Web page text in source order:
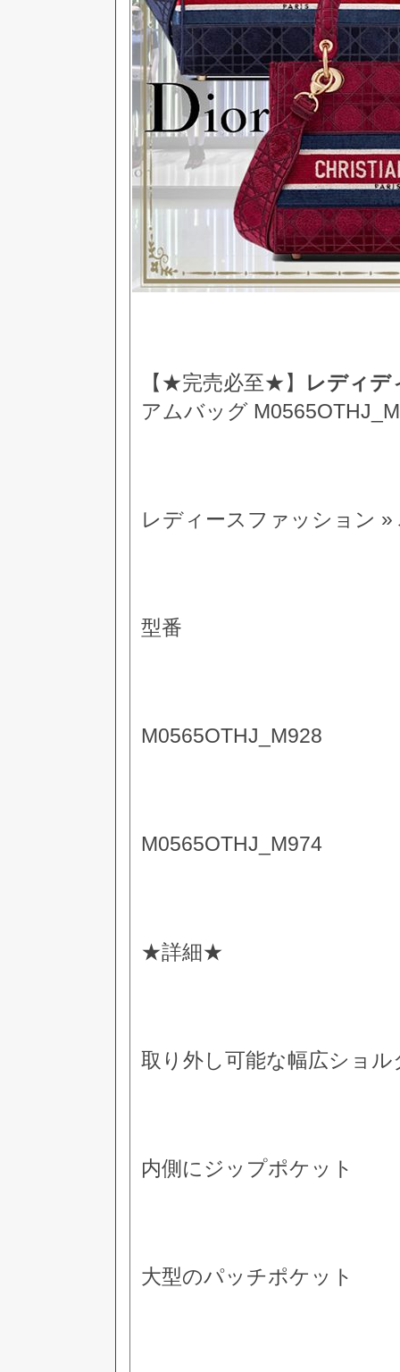
【★完売必至★】
レディデ
アムバッグ
レディースファッション
型番
M0565OTHJ_M928
M0565OTHJ_M974
★詳細★
取り外し可能な幅広ショ
内側にジップポケット
大型のパッチポケット